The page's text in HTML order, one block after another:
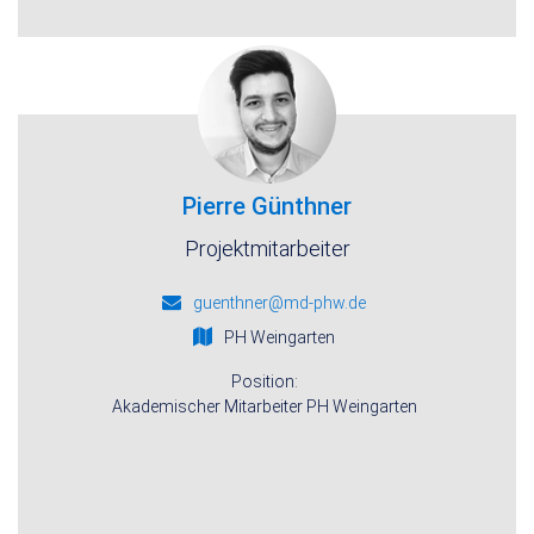
Pierre Günthner
Projektmitarbeiter
guenthner@md-phw.de
PH Weingarten
Position:
Akademischer Mitarbeiter PH Weingarten